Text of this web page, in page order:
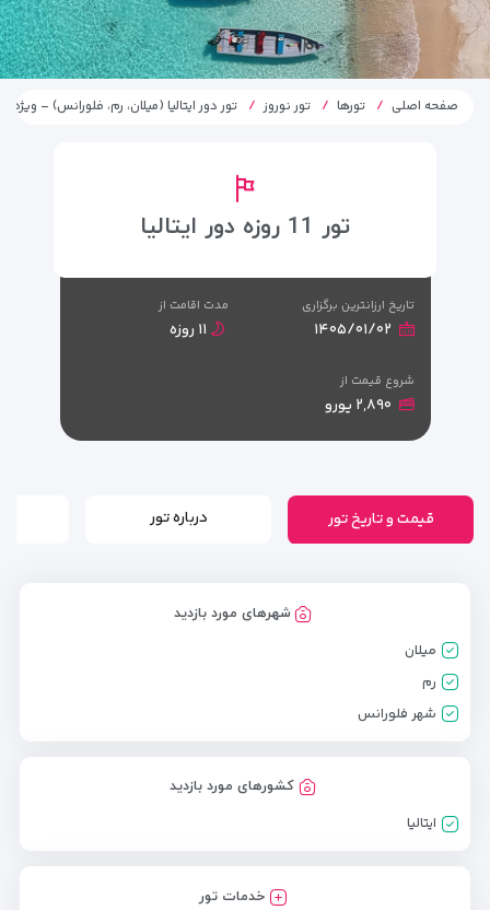
صفحه اصلی تورها تور نوروز تور دور ایتالیا (میلان، رم، فلورانس) – ویژه
تور 11 روزه دور ایتالیا
تاریخ ارزانترین برگزاری
۱۴۰۵/۰۱/۰۲
مدت اقامت از
۱۱ روزه
شروع قیمت از
۲,۸۹۰ یورو
قیمت و تاریخ تور درباره تور
شهرهای مورد بازدید
میلان
رم
شهر فلورانس
کشورهای مورد بازدید
ایتالیا
خدمات تور